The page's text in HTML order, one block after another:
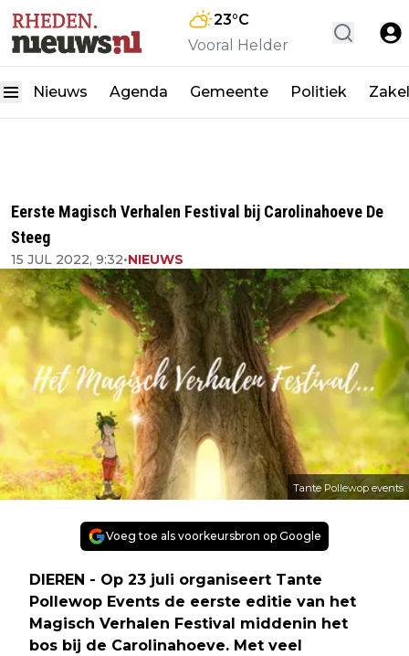
23°C
Vooral Helder
Nieuws Agenda Gemeente Politiek
Eerste Magisch Verhalen Festival bij Carolinahoeve De
Steeg
15 JUL 2022, 9:32•NIEUWS
Tante Pollewop events
Voeg toe als voorkeursbron op Google
DIEREN - Op 23 juli organiseert Tante
Pollewop Events de eerste editie van het
Magisch Verhalen Festival middenin het
bos bij de Carolinahoeve. Met veel